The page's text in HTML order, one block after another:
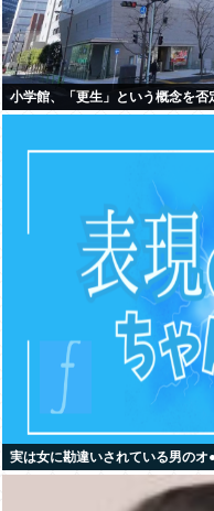
小学館、「更生」という概念を否
実は女に勘違いされている男のオ